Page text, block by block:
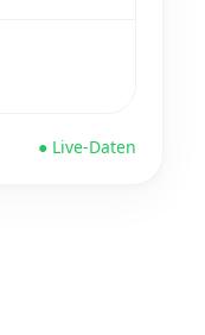
● Live-Daten